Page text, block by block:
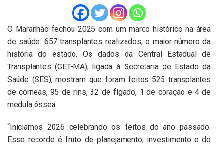
O Maranhão fechou 2025 com um marco histórico na área
de saúde: 657 transplantes realizados, o maior número da
história do estado. Os dados da Central Estadual de
Transplantes (CET-MA), ligada à Secretaria de Estado da
Saúde (SES), mostram que foram feitos 525 transplantes
de córneas, 95 de rins, 32 de fígado, 1 de coração e 4 de
medula óssea.
“Iniciamos 2026 celebrando os feitos do ano passado.
Esse recorde é fruto de planejamento, investimento e do